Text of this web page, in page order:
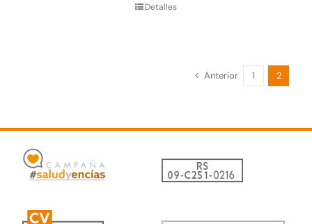
Detalles
Anterior 1 2